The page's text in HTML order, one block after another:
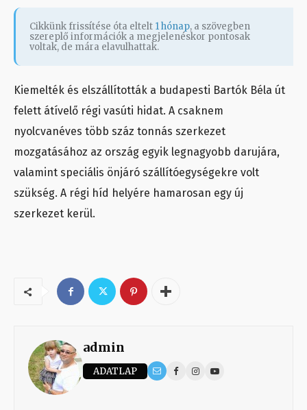
Cikkünk frissítése óta eltelt 1 hónap, a szövegben
szereplő információk a megjelenéskor pontosak
voltak, de mára elavulhattak.
Kiemelték és elszállították a budapesti Bartók Béla út
felett átívelő régi vasúti hidat. A csaknem
nyolcvanéves több száz tonnás szerkezet
mozgatásához az ország egyik legnagyobb darujára,
valamint speciális önjáró szállítóegységekre volt
szükség. A régi híd helyére hamarosan egy új
szerkezet kerül.
admin
ADATLAP